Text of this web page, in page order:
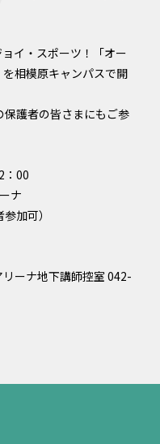
イ・スポーツ！「オー
相模原キャンパスで開
護者の皆さまにもご参
：00
ナ
加可）
ーナ地下講師控室 042-